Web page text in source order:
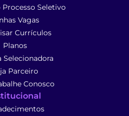
Processo Seletivo
Vagas
Currículos
Planos
Selecionadora
Parceiro
Conosco